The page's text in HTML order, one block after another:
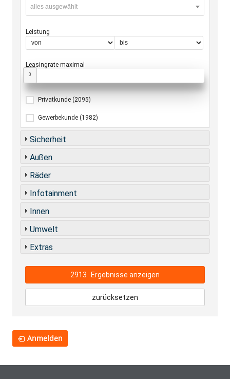
alles ausgewählt
Leistung
Leasingrate maximal
0
Privatkunde (2095)
Gewerbekunde (1982)
Sicherheit
Außen
Räder
Infotainment
Innen
Umwelt
Extras
2913 Ergebnisse anzeigen
zurücksetzen
Anmelden